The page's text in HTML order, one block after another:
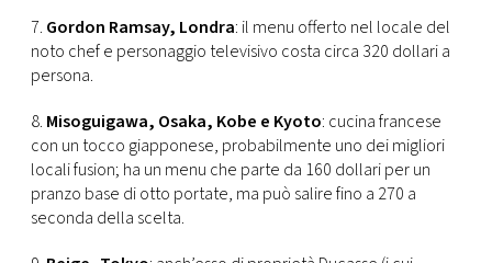
7. Gordon Ramsay, Londra: il menu offerto nel locale del
noto chef e personaggio televisivo costa circa 320 dollari a
persona.
8. Misoguigawa, Osaka, Kobe e Kyoto: cucina francese
con un tocco giapponese, probabilmente uno dei migliori
locali fusion; ha un menu che parte da 160 dollari per un
pranzo base di otto portate, ma può salire fino a 270 a
seconda della scelta.